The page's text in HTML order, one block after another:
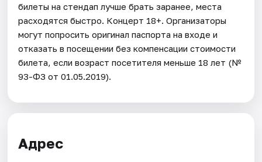
билеты на стендап лучше брать заранее, места
расходятся быстро. Концерт 18+. Организаторы
могут попросить оригинал паспорта на входе и
отказать в посещении без компенсации стоимости
билета, если возраст посетителя меньше 18 лет (№
93-ФЗ от 01.05.2019).
Адрес